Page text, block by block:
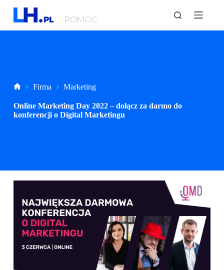
P
StronaFirma Marketing
Online Marketing Day 2022 – dołącz za darmo do
konferencji o Digital Marketingu